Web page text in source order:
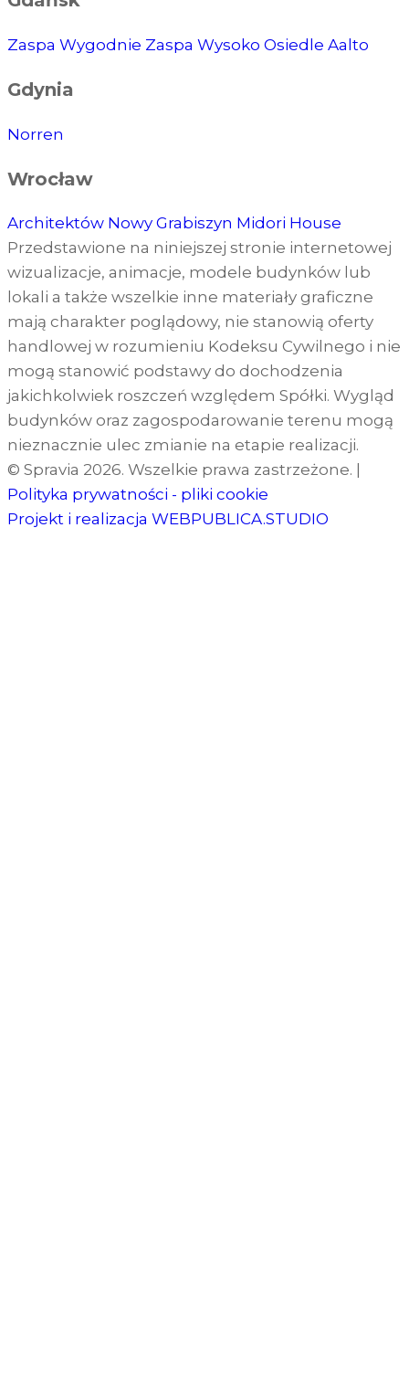
Zaspa Wygodnie Zaspa Wysoko Osiedle Aalto
Gdynia
Norren
Wrocław
Architektów Nowy Grabiszyn Midori House
Przedstawione na niniejszej stronie internetowej
wizualizacje, animacje, modele budynków lub
lokali a także wszelkie inne materiały graficzne
mają charakter poglądowy, nie stanowią oferty
handlowej w rozumieniu Kodeksu Cywilnego i nie
mogą stanowić podstawy do dochodzenia
jakichkolwiek roszczeń względem Spółki. Wygląd
budynków oraz zagospodarowanie terenu mogą
nieznacznie ulec zmianie na etapie realizacji.
© Spravia 2026. Wszelkie prawa zastrzeżone.
Polityka prywatności - pliki cookie
Projekt i realizacja WEBPUBLICA.STUDIO